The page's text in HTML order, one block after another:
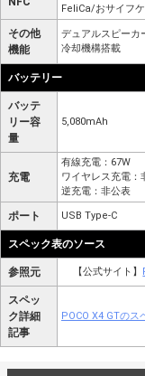
FeliCa/おサイフ
その他
機能
デュアルスピーカ
冷却機構搭載
バッテリー
バッテ
リー容
量
5,080mAh
充電
有線充電：67W
ワイヤレス充電：
逆充電：非公表
ポート USB Type-C
スペック表のソース
参照元 【公式サイト】
スペッ
ク詳細
記事
POCO X4 GTの